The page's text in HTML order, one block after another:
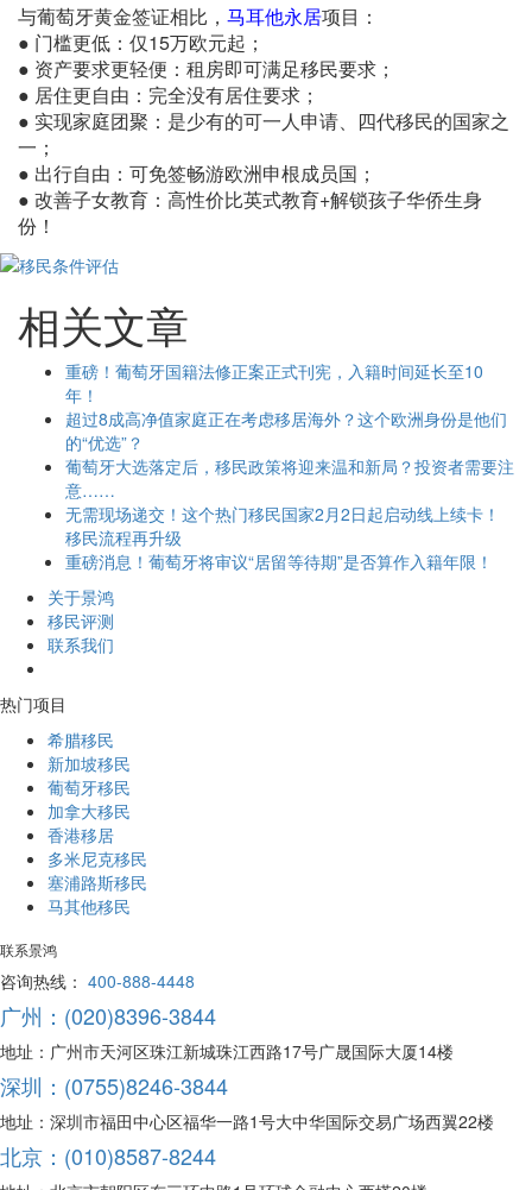
与葡萄牙黄金签证相比， 马耳他永居项目：
● 门槛更低：仅15万欧元起；
● 资产要求更轻便：租房即可满足移民要求；
● 居住更自由：完全没有居住要求；
● 实现家庭团聚：是少有的可一人申请、四代移民的国家之
一；
● 出行自由：可免签畅游欧洲申根成员国；
● 改善子女教育：高性价比英式教育+解锁孩子华侨生身
份！
相关文章
重磅！葡萄牙国籍法修正案正式刊宪，入籍时间延长至10
年！
超过8成高净值家庭正在考虑移居海外？这个欧洲身份是他们
的“优选”？
葡萄牙大选落定后，移民政策将迎来温和新局？投资者需要注
意……
无需现场递交！这个热门移民国家2月2日起启动线上续卡！
移民流程再升级
重磅消息！葡萄牙将审议“居留等待期”是否算作入籍年限！
关于景鸿
移民评测
联系我们
热门项目
希腊移民
新加坡移民
葡萄牙移民
加拿大移民
香港移居
多米尼克移民
塞浦路斯移民
马其他移民
联系景鸿
咨询热线： 400-888-4448
广州：(020)8396-3844
地址：广州市天河区珠江新城珠江西路17号广晟国际大厦14楼
深圳：(0755)8246-3844
地址：深圳市福田中心区福华一路1号大中华国际交易广场西翼22楼
北京：(010)8587-8244